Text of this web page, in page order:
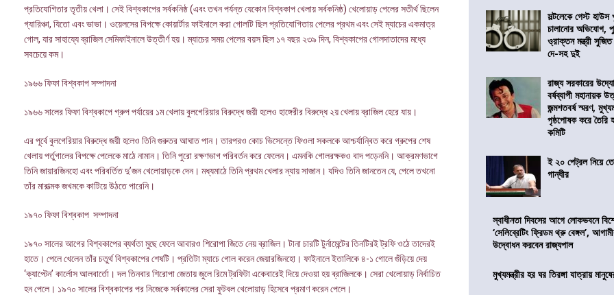
প্রতিযোগিতার তৃতীয় খেলা। সেই বিশ্বকাপের সর্বকনিষ্ঠ (এবং তখন পর্যন্ত যেকোন বিশ্বকাপ খেলায় সর্বকনিষ্ঠ) খেলোয়াড় পেলের সতীর্থ ছিলেন
গ্যারিঞ্চা, যিতো এবং ভাভা। ওয়েলসের বিপক্ষে কোয়ার্টার ফাইনালে করা গোলটি ছিল প্রতিযোগিতায় পেলের প্রথম এবং সেই ম্যাচের একমাত্র
গোল, যার সাহায্যে ব্রাজিল সেমিফাইনালে উত্তীর্ণ হয়। ম্যাচের সময় পেলের বয়স ছিল ১৭ বছর ২৩৯ দিন, বিশ্বকাপের গোলদাতাদের মধ্যে
সবচেয়ে কম।
১৯৬৬ ফিফা বিশ্বকাপ সম্পাদনা
১৯৬৬ সালের ফিফা বিশ্বকাপে গ্রুপ পর্যায়ের ১ম খেলায় বুলগেরিয়ার বিরুদ্ধে জয়ী হলেও হাঙ্গেরীর বিরুদ্ধে ২য় খেলায় ব্রাজিল হেরে যায়।
এর পূর্বে বুলগেরিয়ার বিরুদ্ধে জয়ী হলেও তিনি গুরুতর আঘাত পান। তারপরও কোচ ভিসেন্তে ফিওলা সকলকে আশ্চর্যান্বিত করে গ্রুপের শেষ
খেলায় পর্তুগালের বিপক্ষে পেলেকে মাঠে নামান। তিনি পুরো রক্ষণভাগ পরিবর্তন করে ফেলেন। এমনকি গোলরক্ষকও বাদ পড়েননি। আক্রমণভাগে
তিনি জায়ারজিনহো এবং পরিবর্তিত দু’জন খেলোয়াড়কে দেন। মধ্যমাঠে তিনি প্রথম খেলার ন্যায় সাজান। যদিও তিনি জানতেন যে, পেলে তখনো
তাঁর মারাত্মক জখমকে কাটিয়ে উঠতে পারেনি।
১৯৭০ ফিফা বিশ্বকাপ সম্পাদনা
১৯৭০ সালের আগের বিশ্বকাপের ব্যর্থতা মুছে ফেলে আবারও শিরোপা জিতে নেয় ব্রাজিল। টানা চারটি টুর্নামেন্টের তিনটিরই ট্রফি ওঠে তাদেরই
হাতে। পেলে খেলেন তাঁর চতুর্থ বিশ্বকাপের শেষটি। প্রতিটা ম্যাচে গোল করেন জেয়ারজিনহো। ফাইনালে ইতালিকে ৪-১ গোলে গুঁড়িয়ে দেয়
‘ক্যাপ্টেন’ কার্লোস আলবার্তো। দল তিনবার শিরোপা জেতায় জুলে রিমে ট্রফিটা একেবারেই দিয়ে দেওয়া হয় ব্রাজিলকে। সেরা খেলোয়াড় নির্বাচিত
হন পেলে। ১৯৭০ সালের বিশ্বকাপের পর নিজেকে সর্বকালের সেরা ফুটবল খেলোয়াড় হিসেবে প্রমাণ করেন পেলে।
সল্টলেকে গেস্ট হাউস
চালানোর অভিযোগ,
ও্রাক্তন মন্ত্রী
দে-সহ দুই
রাজ্য সরকারের
বর্ষব্যাপী মহানায়ক
জন্মশতবর্ষ স্মরণ,
পৃষ্ঠপোষক করে তৈরি
কমিটি
ই ২০ পেট্রল নিয়ে
গান্ধীর
স্বাধীনতা দিবসের আগে লোকভবনে
‘সেলিব্রেটিং ফ্রিডম থ্রু বেঙ্গল’,
উদ্বোধন করবেন রাজ্যপাল
মুখ্যমন্ত্রীর হর ঘর তিরঙ্গা যাত্রায়